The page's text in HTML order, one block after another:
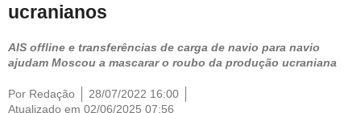
ucranianos
AIS offline e transferências de carga de navio para navio
ajudam Moscou a mascarar o roubo da produção ucraniana
Por Redação
28/07/2022 16:00
Atualizado em 02/06/2025 07:56